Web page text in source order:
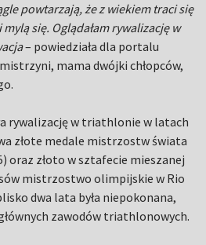
powtarzają, że z wiekiem traci się
mylą się. Oglądałam rywalizację w
– powiedziała dla portalu
mama dwójki chłopców,
rywalizację w triathlonie w latach
złote medale mistrzostw świata
oraz złoto w sztafecie mieszanej
mistrzostwo olimpijskie w Rio
dwa lata była niepokonana,
zawodów triathlonowych.